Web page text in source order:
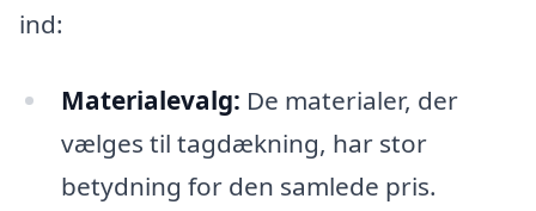
ind:
Materialevalg: De materialer, der
vælges til tagdækning, har stor
betydning for den samlede pris.